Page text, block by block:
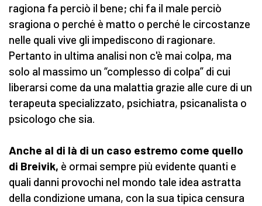
ragiona fa perciò il bene; chi fa il male perciò
sragiona o perché è matto o perché le circostanze
nelle quali vive gli impediscono di ragionare.
Pertanto in ultima analisi non c'è mai colpa, ma
solo al massimo un “complesso di colpa” di cui
liberarsi come da una malattia grazie alle cure di un
terapeuta specializzato, psichiatra, psicanalista o
psicologo che sia.
Anche al di là di un caso estremo come quello
di Breivik, è ormai sempre più evidente quanti e
quali danni provochi nel mondo tale idea astratta
della condizione umana, con la sua tipica censura